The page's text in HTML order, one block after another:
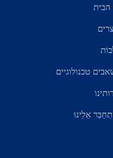
טכנולוגיים
אֵלֵינוּ